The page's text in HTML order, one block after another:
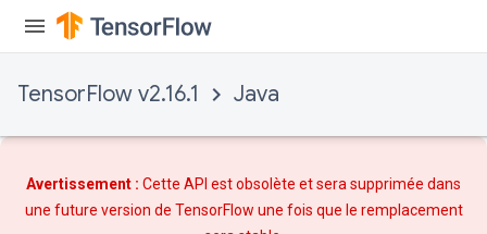
TensorFlow v2.16.1 Java
Avertissement : Cette API est obsolète et sera supprimée dans
une future version de TensorFlow une fois que le remplacement